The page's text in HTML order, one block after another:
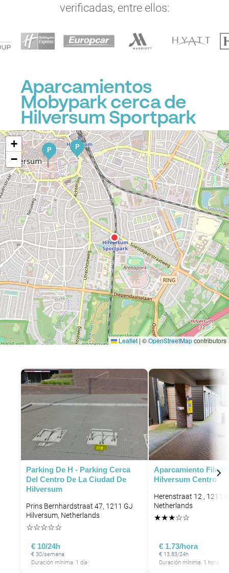
verificadas, entre ellos:
Aparcamientos
Mobypark cerca de
Hilversum Sportpark
P
P
P
+
−
Leaflet | ©OpenStreetMapcontributors
Parking De H - Parking Cerca
Del Centro De La Ciudad De
Hilversum
Prins Bernhardstraat 47, 1211 GJ
Hilversum, Netherlands
☆☆☆☆☆
€ 10/24h
€ 30/semana
Duración mínima: 1 día
Aparcamiento
Hilversum Centro
Herenstraat 12 , 1211
Netherlands
★★★☆☆
€ 1.73/hora
€ 13.83/24h
Duración mínima: 1 hora